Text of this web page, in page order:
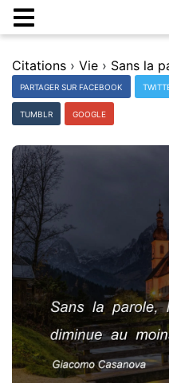
Citations › Vie ›
PARTAGER SUR FACEBOOK
TUMBLR GOOGLE